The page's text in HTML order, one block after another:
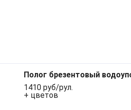
Полог брезентовый
1410 руб/рул.
+ цветов